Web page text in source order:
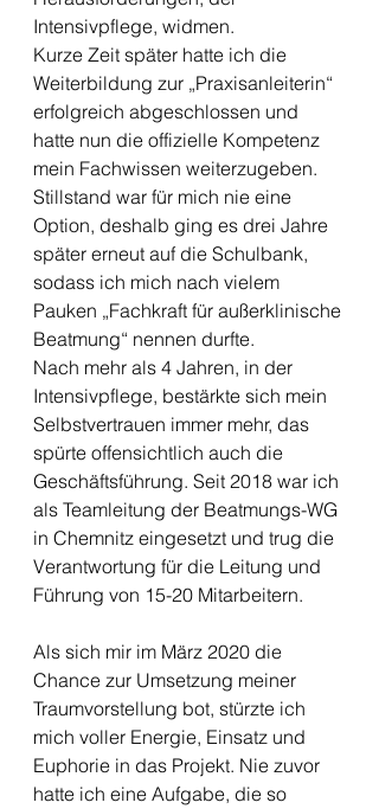
Intensivpflege, widmen.
Kurze Zeit später hatte ich die
Weiterbildung zur „Praxisanleiterin“
erfolgreich abgeschlossen und
hatte nun die offizielle Kompetenz
mein Fachwissen weiterzugeben.
Stillstand war für mich nie eine
Option, deshalb ging es drei Jahre
später erneut auf die Schulbank,
sodass ich mich nach vielem
Pauken „Fachkraft für außerklinische
Beatmung“ nennen durfte.
Nach mehr als 4 Jahren, in der
Intensivpflege, bestärkte sich mein
Selbstvertrauen immer mehr, das
spürte offensichtlich auch die
Geschäftsführung. Seit 2018 war ich
als Teamleitung der Beatmungs-WG
in Chemnitz eingesetzt und trug die
Verantwortung für die Leitung und
Führung von 15-20 Mitarbeitern.
Als sich mir im März 2020 die
Chance zur Umsetzung meiner
Traumvorstellung bot, stürzte ich
mich voller Energie, Einsatz und
Euphorie in das Projekt. Nie zuvor
hatte ich eine Aufgabe, die so